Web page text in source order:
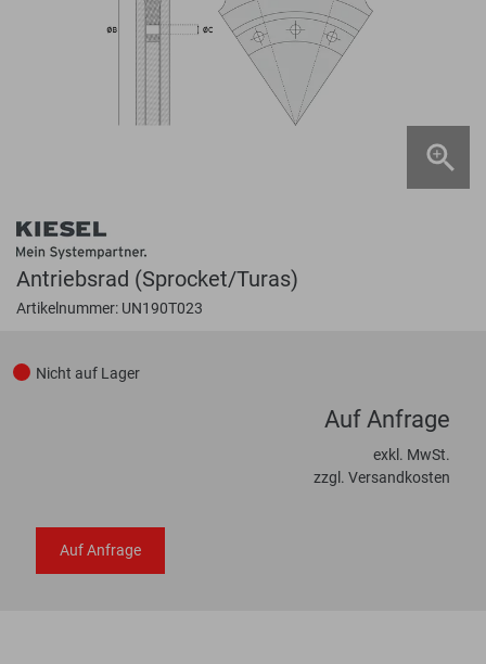
Antriebsrad (Sprocket/Turas)
Artikelnummer: UN190T023
Nicht auf Lager
Auf Anfrage
exkl. MwSt.
zzgl. Versandkosten
Auf Anfrage